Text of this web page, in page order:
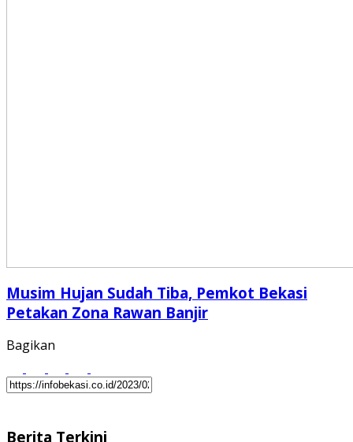
Musim Hujan Sudah Tiba, Pemkot Bekasi
Petakan Zona Rawan Banjir
Bagikan
Berita Terkini